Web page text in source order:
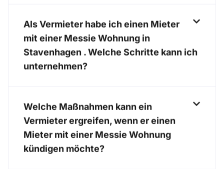
Als Vermieter habe ich einen Mieter
mit einer Messie Wohnung in
Stavenhagen . Welche Schritte kann ich
unternehmen?
Welche Maßnahmen kann ein
Vermieter ergreifen, wenn er einen
Mieter mit einer Messie Wohnung
kündigen möchte?